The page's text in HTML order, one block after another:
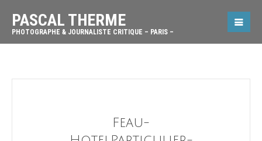
PASCAL THERME
PHOTOGRAPHE & JOURNALISTE CRITIQUE – PARIS –
Feau-